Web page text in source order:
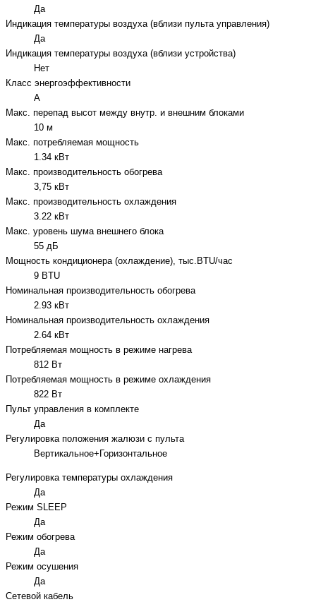
Да
Индикация температуры воздуха (вблизи пульта управления)
Да
Индикация температуры воздуха (вблизи устройства)
Нет
Класс энергоэффективности
A
Макс. перепад высот между внутр. и внешним блоками
10 м
Макс. потребляемая мощность
1.34 кВт
Макс. производительность обогрева
3,75 кВт
Макс. производительность охлаждения
3.22 кВт
Макс. уровень шума внешнего блока
55 дБ
Мощность кондиционера (охлаждение), тыс.BTU/час
9 BTU
Номинальная производительность обогрева
2.93 кВт
Номинальная производительность охлаждения
2.64 кВт
Потребляемая мощность в режиме нагрева
812 Вт
Потребляемая мощность в режиме охлаждения
822 Вт
Пульт управления в комплекте
Да
Регулировка положения жалюзи с пульта
Вертикальное+Горизонтальное
Регулировка температуры охлаждения
Да
Режим SLEEP
Да
Режим обогрева
Да
Режим осушения
Да
Сетевой кабель